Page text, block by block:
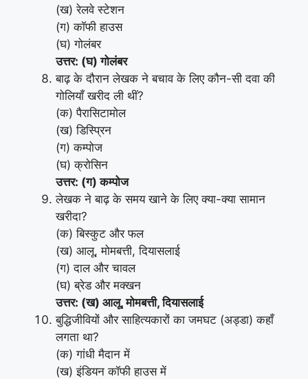
(ख) रेलवे स्टेशन
(ग) कॉफी हाउस
(घ) गोलंबर
उत्तर: (घ) गोलंबर
बाढ़ के दौरान लेखक ने बचाव के लिए कौन-सी दवा की
गोलियाँ खरीद ली थीं?
(क) पैरासिटामोल
(ख) डिस्प्रिन
(ग) कम्पोज
(घ) क्रोसिन
उत्तर: (ग) कम्पोज
लेखक ने बाढ़ के समय खाने के लिए क्या-क्या सामान
खरीदा?
(क) बिस्कुट और फल
(ख) आलू, मोमबत्ती, दियासलाई
(ग) दाल और चावल
(घ) ब्रेड और मक्खन
उत्तर: (ख) आलू, मोमबत्ती, दियासलाई
बुद्धिजीवियों और साहित्यकारों का जमघट (अड्डा) कहाँ
लगता था?
(क) गांधी मैदान में
(ख) इंडियन कॉफी हाउस में